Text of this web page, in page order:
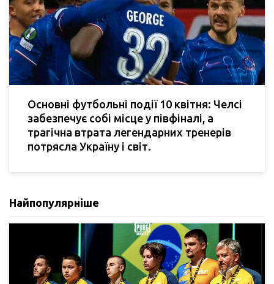
Основні футбольні події 10 квітня: Челсі
забезпечує собі місце у півфіналі, а
трагічна втрата легендарних тренерів
потрясла Україну і світ.
Найпопулярніше